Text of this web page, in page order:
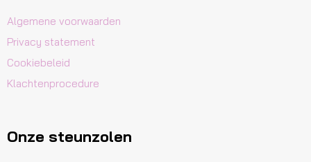
Algemene voorwaarden
Privacy statement
Cookiebeleid
Klachtenprocedure
Onze steunzolen